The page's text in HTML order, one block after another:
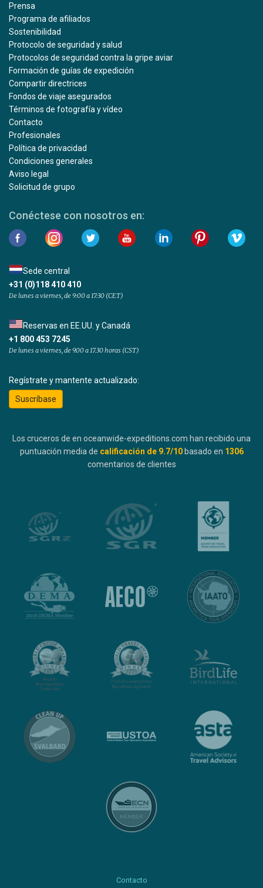
Prensa
Programa de afiliados
Sostenibilidad
Protocolo de seguridad y salud
Protocolos de seguridad contra la gripe aviar
Formación de guías de expedición
Compartir directrices
Fondos de viaje asegurados
Términos de fotografía y vídeo
Contacto
Profesionales
Política de privacidad
Condiciones generales
Aviso legal
Solicitud de grupo
Conéctese con nosotros en:
Sede central
+31 (0)118 410 410
De lunes a viernes, de 9:00 a 17:30 (CET)
Reservas en EE.UU. y Canadá
+1 800 453 7245
De lunes a viernes, de 9.00 a 17.30 horas (CST)
Regístrate y mantente actualizado:
Suscríbase
Los cruceros de en oceanwide-expeditions.com han recibido una
puntuación media de calificación de 9.7/10 basado en 1306
comentarios de clientes
Contacto